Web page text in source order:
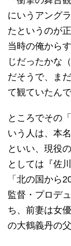
にいうアング
たというのが
当時の俺から
じだったかな
だそうで、ま
て観ていたん
ところでその
いう人は、本
といい、現役
としては『佐
「北の国から
監督・プロデ
ち、前妻は女
の大鶴義丹の父